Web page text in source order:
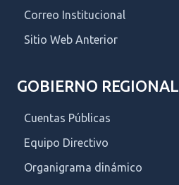
Correo Institucional
Sitio Web Anterior
GOBIERNO REGIONAL
Cuentas Públicas
Equipo Directivo
Organigrama dinámico